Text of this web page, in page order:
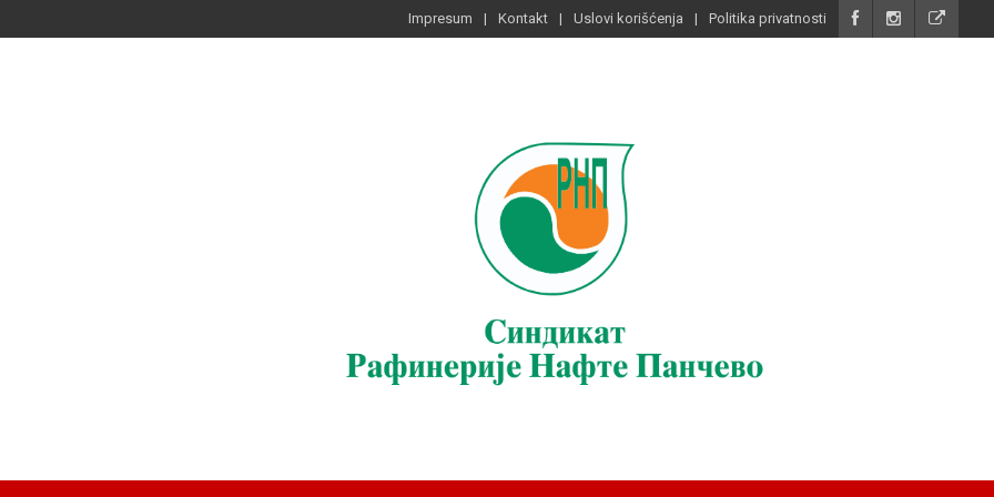
Impresum Kontakt Uslovi korišćenja Politika privatnosti